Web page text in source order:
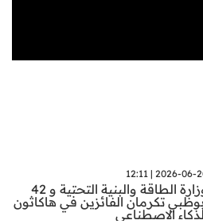
2026-06-20 |
وزارة الطاقة والبنية التحتية و 42
تكرمان الفائزين في هاكاثون
الاصطناعي